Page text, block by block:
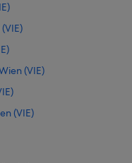
(VIE)
(VIE)